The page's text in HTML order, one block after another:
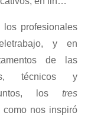
profesionales
y en
de las
as, técnicos y
juntos, lostres
nos inspiró